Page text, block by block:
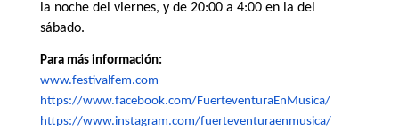
la noche del viernes, y de 20:00 a 4:00 en la del
sábado.
Para más información:
www.festivalfem.com
https://www.facebook.com/FuerteventuraEnMusica/
https://www.instagram.com/fuerteventuraenmusica/